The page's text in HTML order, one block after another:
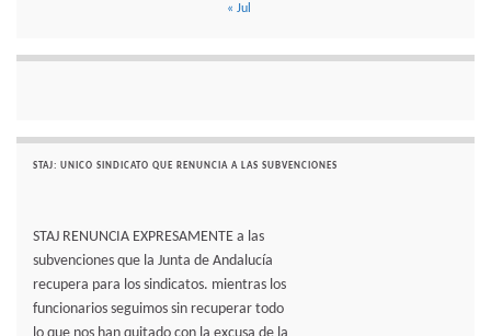
« Jul
STAJ: UNICO SINDICATO QUE RENUNCIA A LAS SUBVENCIONES
STAJ RENUNCIA EXPRESAMENTE a las
subvenciones que la Junta de Andalucía
recupera para los sindicatos. mientras los
funcionarios seguimos sin recuperar todo